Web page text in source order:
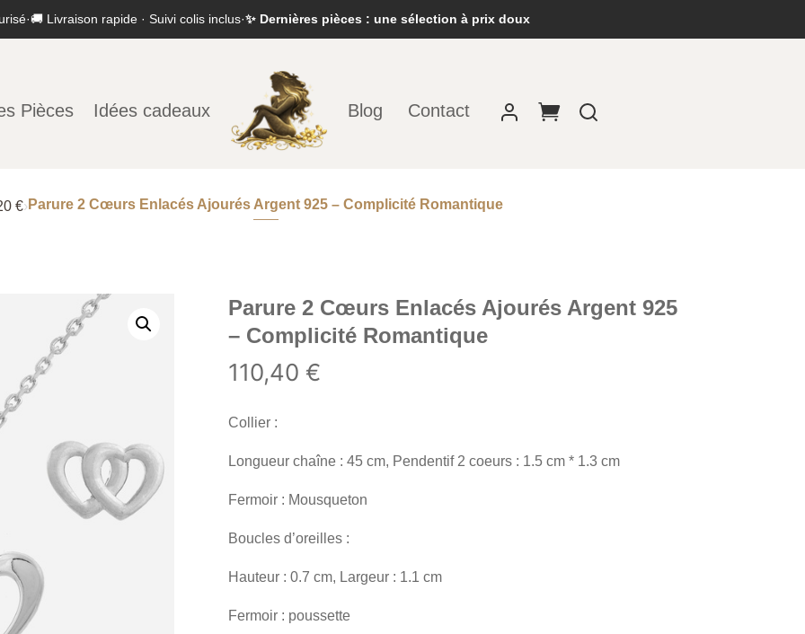
·🚚 Livraison rapide · Suivi colis inclus·✨ Dernières pièces : une sélection à prix doux
Pièces Idées cadeaux Blog Contact
€› Parure 2 Cœurs Enlacés Ajourés Argent 925 – Complicité Romantique
Parure 2 Cœurs Enlacés Ajourés Argent 925
– Complicité Romantique
110,40 €
Collier :
Longueur chaîne : 45 cm, Pendentif 2 coeurs : 1.5 cm * 1.3 cm
Fermoir : Mousqueton
Boucles d’oreilles :
Hauteur : 0.7 cm, Largeur : 1.1 cm
Fermoir : poussette